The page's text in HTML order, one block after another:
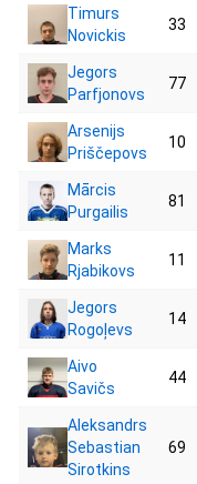
Timurs
Novickis
33
Jegors
Parfjonovs
77
Arsenijs
Priščepovs
10
Mārcis
Purgailis
81
Marks
Rjabikovs
11
Jegors
Rogoļevs
14
Aivo
Savičs
44
Aleksandrs
Sebastian
Sirotkins
69